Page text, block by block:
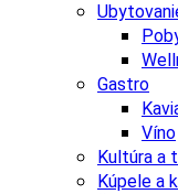
Gastro
Víno
Kultúra a
Kúpele a